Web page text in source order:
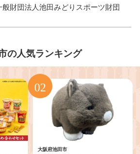
般財団法人池田みどりスポーツ財団
の人気ランキング
大阪府池田市